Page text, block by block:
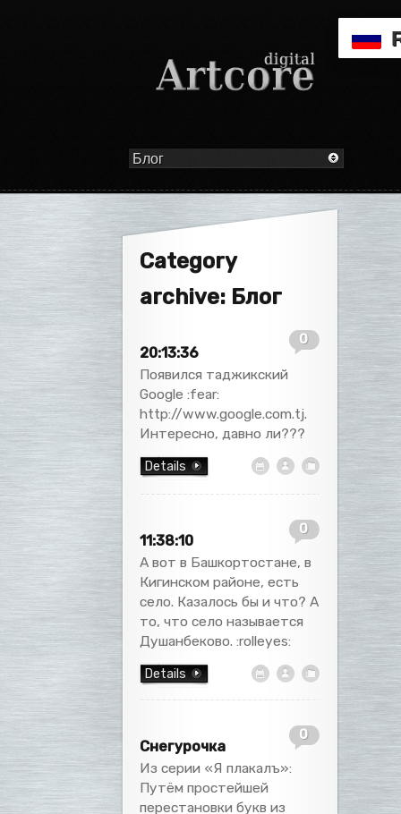
Category
archive: Блог
0
20:13:36
Появился таджикский
Google :fear:
http://www.google.com.tj.
Интересно, давно ли???
Details
0
11:38:10
А вот в Башкортостане, в
Кигинском районе, есть
село. Казалось бы и что? А
то, что село называется
Душанбеково. :rolleyes:
Details
0
Снегурочка
Из серии «Я плакалъ»:
Путём простейшей
перестановки букв из